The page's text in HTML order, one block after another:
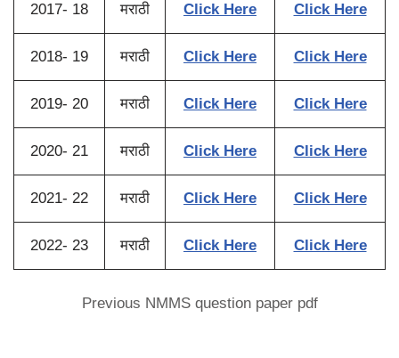
2017- 18 मराठी Click Here Click Here
2018- 19 मराठी Click Here Click Here
2019- 20 मराठी Click Here Click Here
2020- 21 मराठी Click Here Click Here
2021- 22 मराठी Click Here Click Here
2022- 23 मराठी Click Here Click Here
Previous NMMS question paper pdf